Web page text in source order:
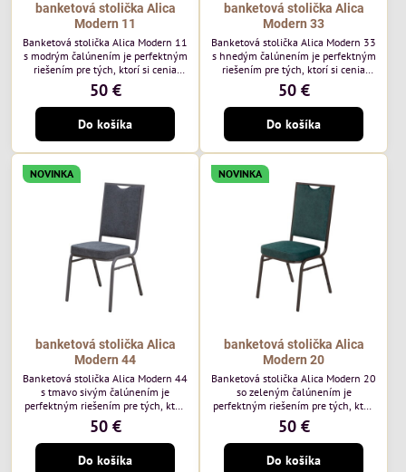
banketová stolička Alica
Modern 11
Banketová stolička Alica Modern 11
s modrým čalúnením je perfektným
riešením pre tých, ktorí si cenia
vysokú kvalitu a jedinečný dizajn.
Stolička je výnimočná použitím
vysoko kvalitného modrého
čalúnenia Mossa 79 od poľského
výrobcu Davis ktorého látka má
hmotnosť 325 g/m², čo zaručuje
výnimočnú odolnosť a pohodlie.
Okrem toho je látka vybavená
technológiou Easy-Clean, vďaka
ktorej sa ľahko...
50 €
Do košíka
banketová stolička Alica
Modern 33
Banketová stolička Alica Modern 33
s hnedým čalúnením je perfektným
riešením pre tých, ktorí si cenia
vysokú kvalitu a jedinečný dizajn.
Stolička je výnimočná použitím
vysoko kvalitného hnedého
čalúnenia Mossa 29 od poľského
výrobcu Davis ktorého látka má
hmotnosť 325 g/m², čo zaručuje
výnimočnú odolnosť a pohodlie.
Okrem toho je látka vybavená
technológiou Easy-Clean, vďaka
ktorej sa ľahko...
50 €
Do košíka
NOVINKA
banketová stolička Alica
Modern 44
Banketová stolička Alica Modern 44
s tmavo sivým čalúnením je
perfektným riešením pre tých, ktorí
si cenia vysokú kvalitu a jedinečný
dizajn. Stolička je výnimočná
použitím vysoko kvalitného tmavo
sivého zamatového čalúnenia od
50 €
Do košíka
NOVINKA
banketová stolička Alica
Modern 20
Banketová stolička Alica Modern 20
so zeleným čalúnením je
perfektným riešením pre tých, ktorí
si cenia vysokú kvalitu a jedinečný
dizajn. Stolička je výnimočná
použitím vysoko kvalitného tmavo
zeleného zamatového čalúnenia od
50 €
Do košíka